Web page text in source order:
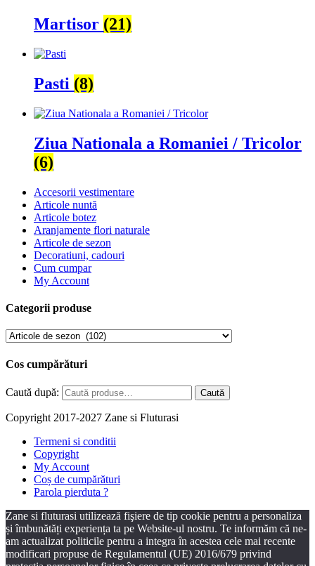
Martisor (21)
Pasti (8)
Ziua Nationala a Romaniei / Tricolor
(6)
Accesorii vestimentare
Articole nuntă
Articole botez
Aranjamente flori naturale
Articole de sezon
Decoratiuni, cadouri
Cum cumpar
My Account
Categorii produse
Cos cumpărături
Caută după: Caută
Copyright 2017-2027 Zane si Fluturasi
Termeni si conditii
Copyright
My Account
Coș de cumpărături
Parola pierduta ?
Zane si fluturasi utilizează fişiere de tip cookie pentru a personaliza
și îmbunătăți experiența ta pe Website-ul nostru. Te informăm că ne-
am actualizat politicile pentru a integra în acestea cele mai recente
modificari propuse de Regulamentul (UE) 2016/679 privind